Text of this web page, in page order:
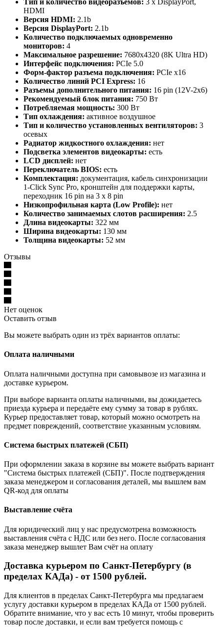
Тип и количество видеоразъемов: 3 x DisplayPort,
HDMI
Версия HDMI: 2.1b
Версия DisplayPort: 2.1b
Количество подключаемых одновременно
мониторов: 4
Максимальное разрешение: 7680x4320 (8K Ultra HD)
Интерфейс подключения: PCIe 5.0
Форм-фактор разъема подключения: PCIe x16
Количество линий PCI Express: 16
Разъемы дополнительного питания: 16 pin (12V-2x6)
Рекомендуемый блок питания: 750 Вт
Потребляемая мощность: 300 Вт
Тип охлаждения: активное воздушное
Тип и количество установленных вентиляторов: 3
осевых
Радиатор жидкостного охлаждения: нет
Подсветка элементов видеокарты: есть
LCD дисплей: нет
Переключатель BIOS: есть
Комплектация: документация, кабель синхронизации
1-Click Sync Pro, кронштейн для поддержки карты,
переходник 16 pin на 3 x 8 pin
Низкопрофильная карта (Low Profile): нет
Количество занимаемых слотов расширения: 2.5
Длина видеокарты: 322 мм
Ширина видеокарты: 130 мм
Толщина видеокарты: 52 мм
Отзывы
Нет оценок
Оставить отзыв
Вы можете выбрать один из трёх вариантов оплаты:
Оплата наличными
Оплата наличными доступна при самовывозе из магазина и
доставке курьером.
При выборе варианта оплаты наличными, вы дожидаетесь
приезда курьера и передаёте ему сумму за товар в рублях.
Курьер предоставляет товар, который можно осмотреть на
предмет повреждений, соответствие указанным условиям.
Система быстрых платежей (СБП)
При оформлении заказа в корзине вы можете выбрать вариант
"Система быстрых платежей (СБП)". После подтверждения
заказа менеджером и согласования деталей, мы вышлем вам
QR-код для оплаты
Выставление счёта
Для юридический лиц у нас предусмотрена возможность
выставления счёта с НДС или без него. После согласования
заказа менеджер вышлет Вам счёт на оплату
Доставка курьером по Санкт-Петербургу (в
пределах КАДа) - от 1500 рублей.
Для клиентов в пределах Санкт-Петербурга мы предлагаем
услугу доставки курьером в пределах КАДа от 1500 рублей.
Обратите внимание, что у вас есть 10 минут, чтобы проверить
товар после доставки, и если вам требуется помощь с